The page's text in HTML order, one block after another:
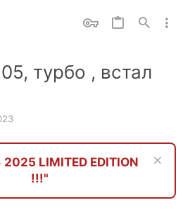
турбо , встал
LIMITED EDITION
!!!"